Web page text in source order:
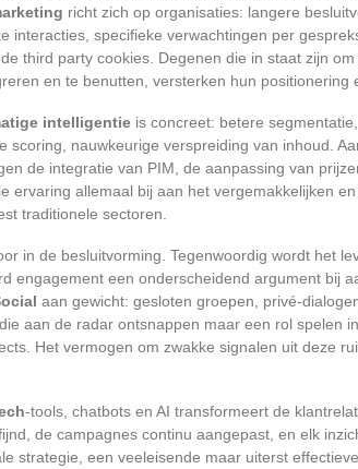
richt zich op organisaties: langere
interacties, specifieke verwachtingen per
third party cookies. Degenen die in staat zijn
en te benutten, versterken hun positionering
intelligentie is concreet: betere
scoring, nauwkeurige verspreiding van inhoud.
de integratie van PIM, de aanpassing van
ervaring allemaal bij aan het vergemakkelijken
traditionele sectoren.
in de besluitvorming. Tegenwoordig wordt het
engagement een onderscheidend argument bij
aan gewicht: gesloten groepen, privé-
aan de radar ontsnappen maar een rol spelen
Het vermogen om zwakke signalen uit deze
-tools, chatbots en AI transformeert de
de campagnes continu aangepast, en elk
strategie, een veeleisende maar uiterst